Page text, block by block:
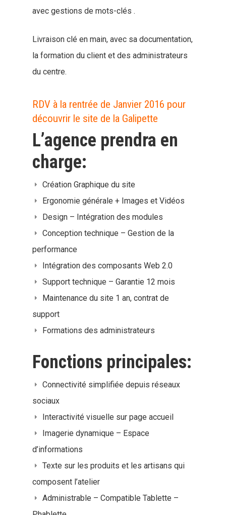
avec gestions de mots-clés .
Livraison clé en main, avec sa documentation,
la formation du client et des administrateurs
du centre.
RDV à la rentrée de Janvier 2016 pour
découvrir le site de la Galipette
L’agence prendra en
charge:
Création Graphique du site
Ergonomie générale + Images et Vidéos
Design – Intégration des modules
Conception technique – Gestion de la
performance
Intégration des composants Web 2.0
Support technique – Garantie 12 mois
Maintenance du site 1 an, contrat de
support
Formations des administrateurs
Fonctions principales:
Connectivité simplifiée depuis réseaux
sociaux
Interactivité visuelle sur page accueil
Imagerie dynamique – Espace
d’informations
Texte sur les produits et les artisans qui
composent l’atelier
Administrable – Compatible Tablette –